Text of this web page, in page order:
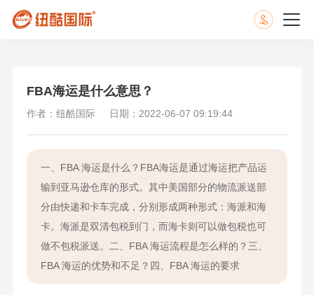
FBA海运是什么意思？
作者：纽酷国际 日期：2022-06-07 09:19:44
一、FBA 海运是什么？FBA海运是通过海运把产品运
输到亚马逊仓库的形式。其中美国部分的物流派送部
分由快递和卡车完成，分别形成两种形式：海派和海
卡。海派是双清包税到门，而海卡则可以做包税也可
做不包税派送。二、FBA 海运流程是怎么样的？三、
FBA 海运的优势和不足？四、FBA 海运的要求